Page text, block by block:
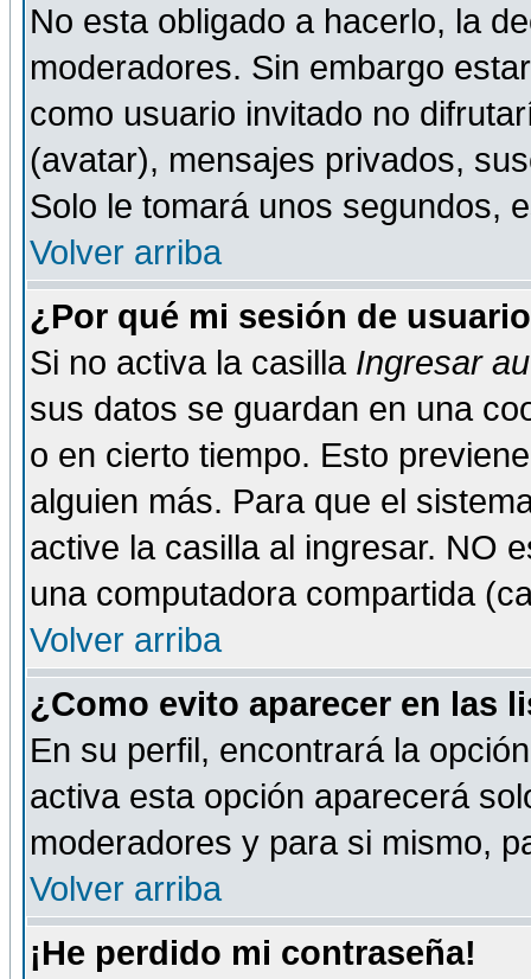
No esta obligado a hacerlo, la
moderadores. Sin embargo
como usuario invitado no
(avatar), mensajes privados,
Solo le tomará unos segundos,
Volver arriba
¿Por qué mi sesión de
Si no activa la casilla Ingresar
sus datos se guardan en una
o en cierto tiempo. Esto
alguien más. Para que el
active la casilla al ingresar. NO
una computadora compartida
Volver arriba
¿Como evito aparecer en las
En su perfil, encontrará la
activa esta opción aparecerá
moderadores y para si mismo,
Volver arriba
¡He perdido mi contraseña!